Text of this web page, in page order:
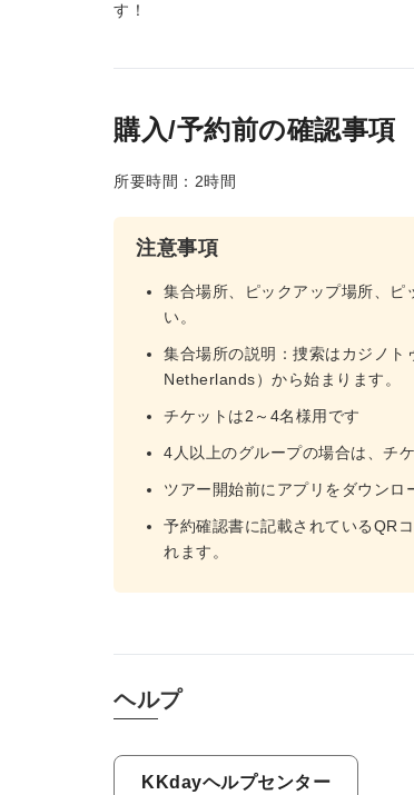
す！
購入/予約前の確認事項
所要時間：2時間
注意事項
集合場所、ピックアップ場所、ピ
い。
集合場所の説明：捜索はカジノ
Netherlands）から始まります。
チケットは2～4名様用です
4人以上のグループの場合は、チ
ツアー開始前にアプリをダウンロ
予約確認書に記載されているQR
れます。
ヘルプ
KKdayヘルプセンター